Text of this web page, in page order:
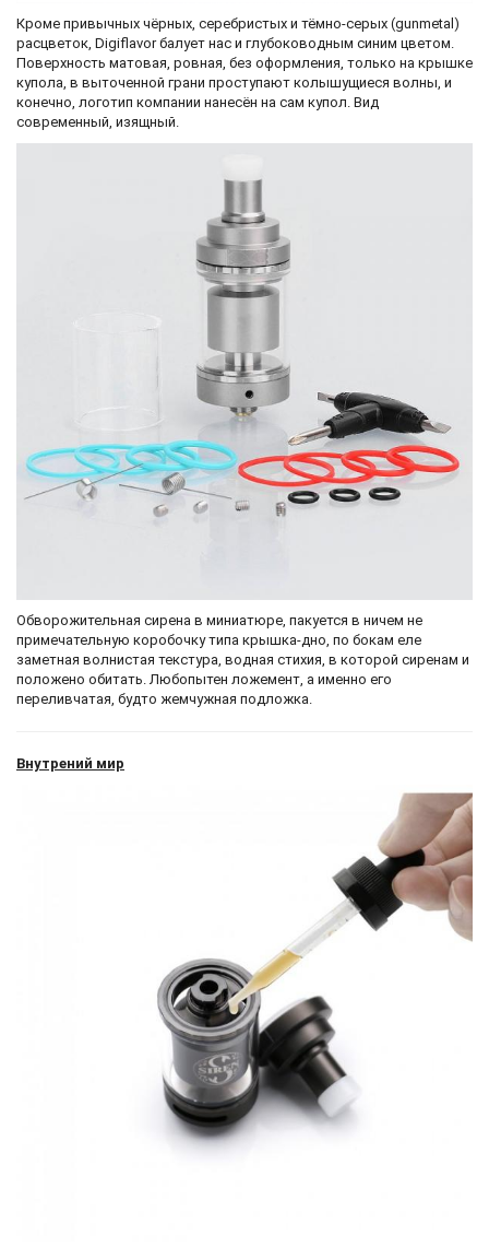
Кроме привычных чёрных, серебристых и тёмно-серых (gunmetal)
расцветок, Digiflavor балует нас и глубоководным синим цветом.
Поверхность матовая, ровная, без оформления, только на крышке
купола, в выточенной грани проступают колышущиеся волны, и
конечно, логотип компании нанесён на сам купол. Вид
современный, изящный.
Обворожительная сирена в миниатюре, пакуется в ничем не
примечательную коробочку типа крышка-дно, по бокам еле
заметная волнистая текстура, водная стихия, в которой сиренам и
положено обитать. Любопытен ложемент, а именно его
переливчатая, будто жемчужная подложка.
Внутрений мир